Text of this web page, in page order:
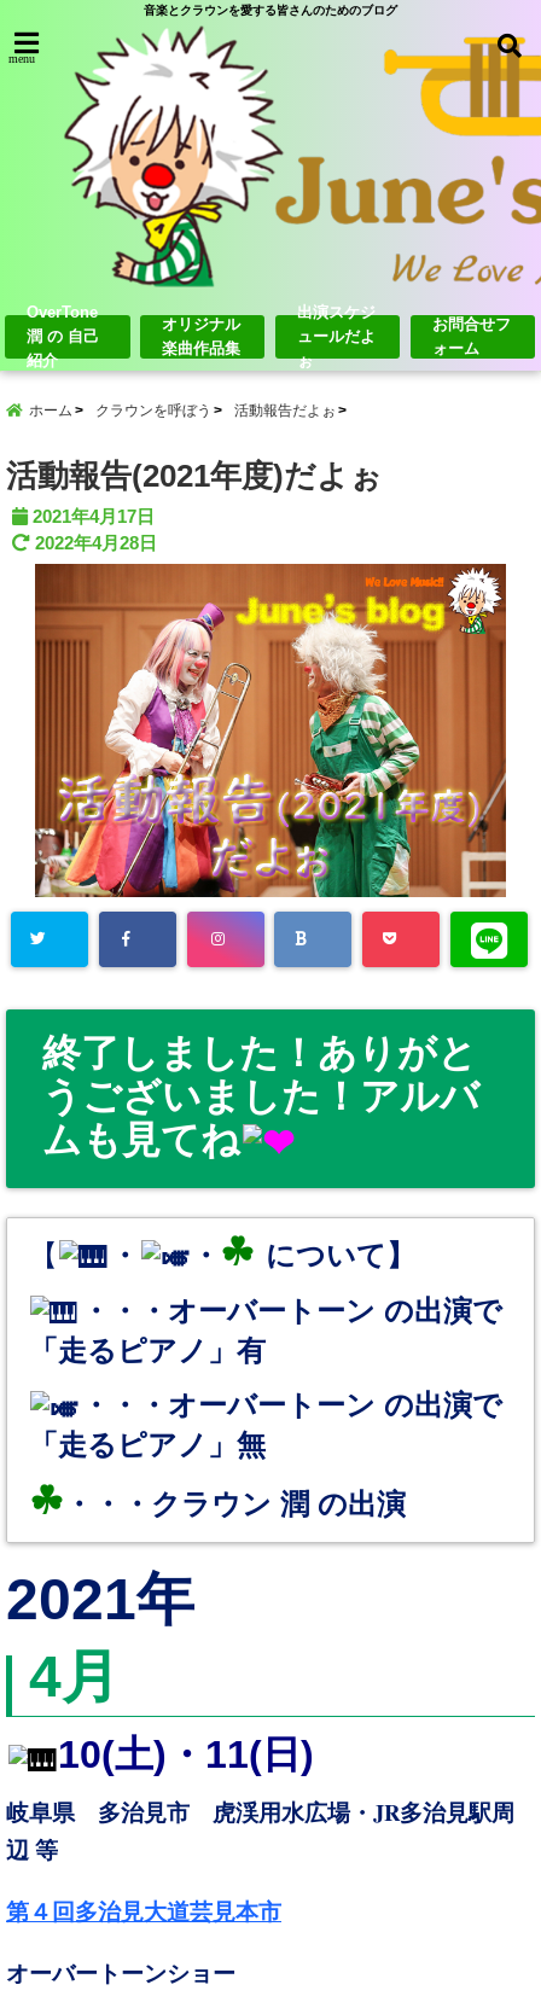
音楽とクラウンを愛する皆さんのためのブログ
menu
OverTone
潤 の 自己
紹介
オリジナル
楽曲作品集
出演スケジ
ュールだよ
ぉ
お問合せフ
ォーム
ホーム クラウンを呼ぼう 活動報告だよぉ
活動報告(2021年度)だよぉ
2021年4月17日
2022年4月28日
終了しました！ありがと
うございました！アルバ
ムも見てね
【 ・ ・ ☘ について】
・・・オーバートーン の出演で
「走るピアノ」有
・・・オーバートーン の出演で
「走るピアノ」無
☘ ・・・クラウン 潤 の出演
2021年
4月
10(土)・ 11(日)
岐阜県 多治見市 虎渓用水広場・ JR多治見駅周
辺 等
第４回多治見大道芸見本市
オーバートーンショー